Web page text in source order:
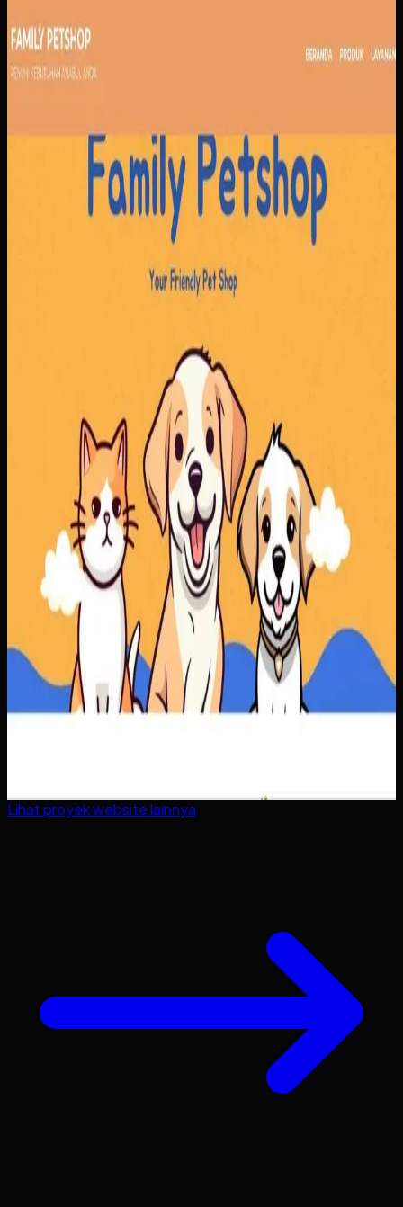
Family Petshop
Family Petshop
Pendapatan dari penjualan produk dan layanan tercatat
terpisah, sementara reservasi dan jadwal klinik masih rawan
bentrok. Tanpa sistem yang menyatukan pemesanan,
pembayaran, dan antrian, operasional menjadi berat di sisi
admin maupun pelanggan.
Kami membangun alur pemesanan yang menyatukan
produk dan reservasi layanan, lengkap dengan jadwal,
rapi, sementara pelanggan mendapatkan proses
pemesanan yang lebih jelas.
Baca studi kasus lengkap
Lihat proyekwebsitelainnya